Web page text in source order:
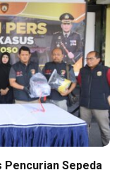
Pencurian Sepeda